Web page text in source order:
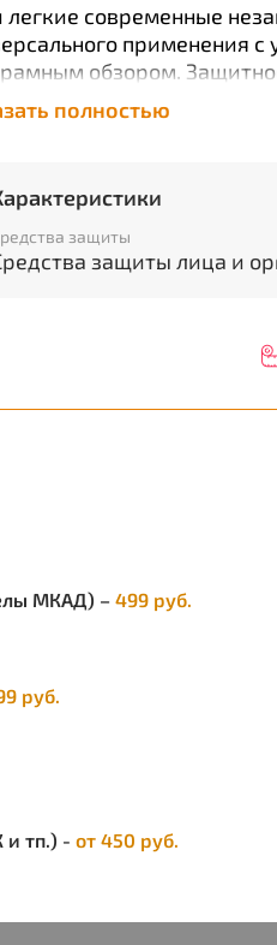
легкие современные
применения
обзором.
к истиранию и
летящих
ударом,
класс - 1
Торговая марка / Бренд:
Светофильтр:Бесцветный
полностью
защиты
защиты лица и
МКАД) – 499 руб.
руб.
тп.) - от 450 руб.